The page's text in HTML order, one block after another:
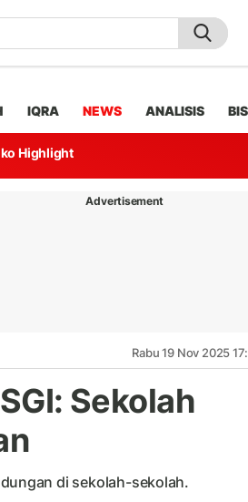
IQRA NEWS ANALISIS
Highlight
Advertisement
Rabu 19 Nov 2025
Sekolah
di sekolah-sekolah.